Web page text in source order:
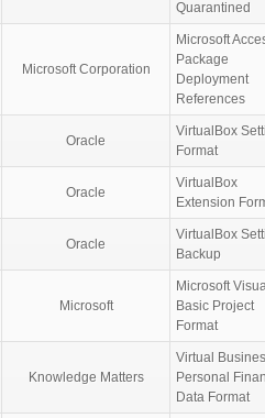
Quarantined
Microsoft Corporation
Microsoft
Package
Deployment
References
Oracle
VirtualBox
Format
Oracle
VirtualBox
Extension
Oracle
VirtualBox
Backup
Microsoft
Microsoft
Basic Project
Format
Knowledge Matters
Virtual
Personal
Data Format